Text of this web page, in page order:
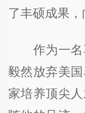
了丰硕成果
作为一名
毅然放弃美
家培养顶尖